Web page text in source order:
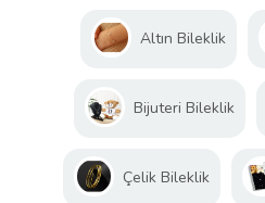
Altın Bileklik
Bijuteri Bileklik
Çelik Bileklik